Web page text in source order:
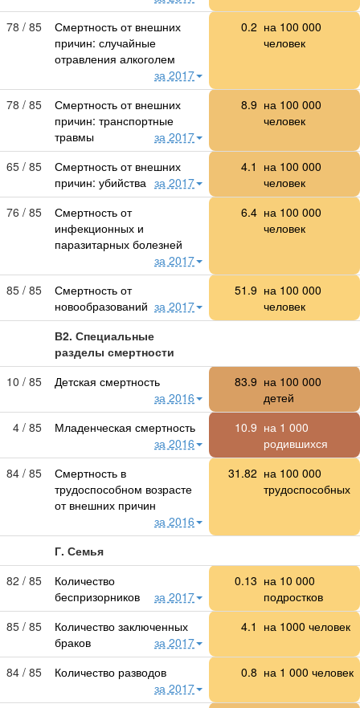
78 / 85
Смертность от внешних
причин: случайные
отравления алкоголем
за 2017
0.2 на 100 000
человек
78 / 85
Смертность от внешних
причин: транспортные
травмы
за 2017
8.9 на 100 000
человек
65 / 85
Смертность от внешних
причин: убийства за 2017
4.1 на 100 000
человек
76 / 85
Смертность от
инфекционных и
паразитарных болезней
за 2017
6.4 на 100 000
человек
85 / 85
Смертность от
новообразований за 2017
51.9 на 100 000
человек
В2. Специальные
разделы смертности
10 / 85
Детская смертность
за 2016
83.9 на 100 000
детей
4 / 85
Младенческая смертность
за 2016
10.9 на 1 000
родившихся
84 / 85
Смертность в
трудоспособном возрасте
от внешних причин
за 2016
31.82 на 100 000
трудоспособных
Г. Семья
82 / 85
Количество
беспризорников
за 2017
0.13 на 10 000
подростков
85 / 85
Количество заключенных
браков
за 2017
4.1 на 1000 человек
84 / 85
Количество разводов
за 2017
0.8 на 1 000 человек